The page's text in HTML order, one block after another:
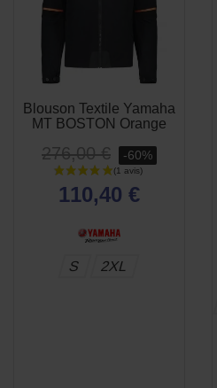
Blouson Textile Yamaha
MT BOSTON Orange
276,00 € -60%
110,40 €
S 2XL
APERÇU
RAPIDE